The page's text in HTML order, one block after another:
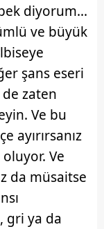
diyorum...
ve büyük
şans eseri
zaten
Ve bu
ayırırsanız
Ve
da müsaitse
gri ya da